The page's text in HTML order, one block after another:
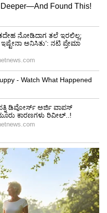
ಶುಕ್ರವಾರ ನಡೆದ
ಆರ್ಡಿನೇಷನ್‌ ಕಮಿಟಿ
ಪಾಟೀಲ
ಎಎಸ್ಪಿ ಮರಿಯಪ್ಪ